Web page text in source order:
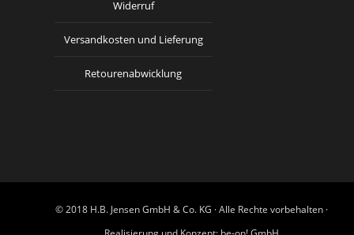
Widerruf
Versandkosten und Lieferung
Retourenabwicklung
© 2018 H.B. Jensen GmbH & Co. KG · Alle Rechte vorbehalten ·